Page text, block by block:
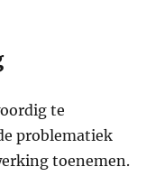
te
problematiek
toenemen.